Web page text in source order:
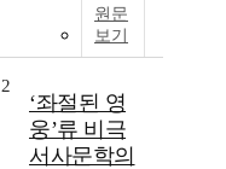
원문
보기
2
‘좌절된 영
웅’류 비극
서사문학의